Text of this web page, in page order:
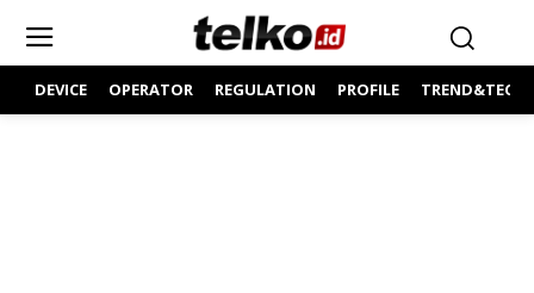
DEVICE OPERATOR REGULATION PROFILE